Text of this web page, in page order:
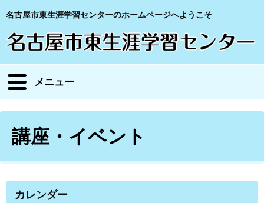
名古屋市東生涯学習センターのホームページへようこそ
メニュー
講座・イベント
カレンダー